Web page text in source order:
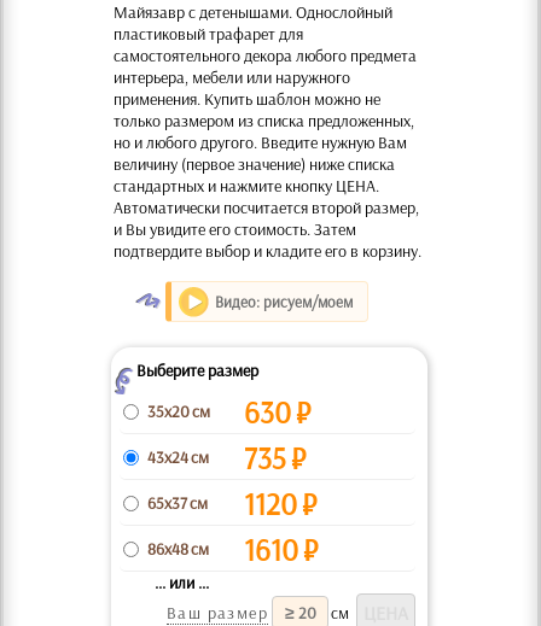
Майязавр с детенышами. Однослойный
пластиковый трафарет для
самостоятельного декора любого предмета
интерьера, мебели или наружного
применения. Купить шаблон можно не
только размером из списка предложенных,
но и любого другого. Введите нужную Вам
величину (первое значение) ниже списка
стандартных и нажмите кнопку ЦЕНА.
Автоматически посчитается второй размер,
и Вы увидите его стоимость. Затем
подтвердите выбор и кладите его в корзину.
O Видео: рисуем/моем
ZВыберите размер
35x20 см
630₽
43x24 см 735₽
65x37 см 1120₽
86x48 см 1610₽
... или ...
Ваш размер
см